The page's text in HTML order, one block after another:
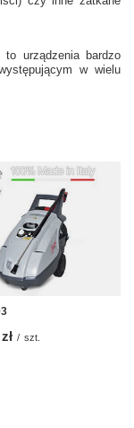
to urządzenia bardzo
w wielu
/ szt.